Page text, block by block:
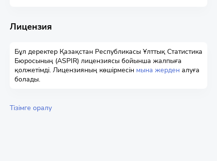
Лицензия
Бұл деректер Қазақстан Республикасы Ұлттық Статистика
Бюросының (ASPIR) лицензиясы бойынша жалпыға
қолжетімді. Лицензияның көшірмесін мына жерден алуға
болады.
Тізімге оралу